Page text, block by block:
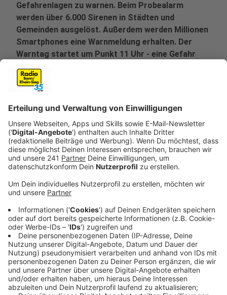
Gefahrenlagen zu warnen. Beim Probealarm
werden über 6.000 Sirenen in Städten und
Gemeinden ausgelöst. Außerdem werden Millionen
Smartphones eine Warnmeldung erhalten. Der
Warntag startet um Punkt 11 Uhr - eine Gefahr
besteht dabei nicht.
Veröffentlicht:
Anzeige
Mehrere Warnsysteme im Einsatz
Anzeige
parallel getestet. Dazu gehören unter anderem:
Sirenenin vielen Städten und Gemeinden
Warn-AppswieNINAoderKATWARN
Digitale Anzeigetafelnin einigen Städten
Warnmeldungen überCell Broadcastdirekt aufs
Smartphone